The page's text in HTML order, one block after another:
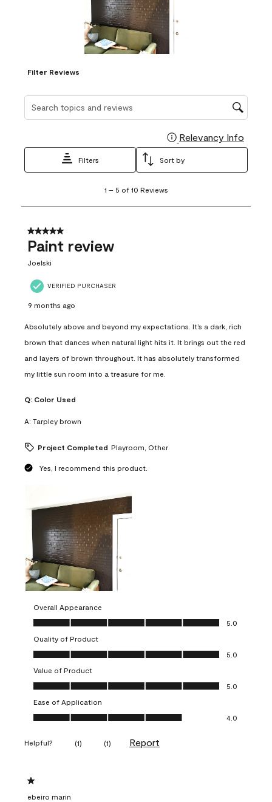
Filter Reviews
Relevancy Info
Filters Sort by
5
10
Reviews
1 – 5 of 10 Reviews
5 out of 5 stars.
Paint review
Joelski
VERIFIED PURCHASER
9 months ago
Absolutely above and beyond my expectations. It’s a dark, rich
brown that dances when natural light hits it. It brings out the red
and layers of brown throughout. It has absolutely transformed
my little sun room into a treasure for me.
Q: Color Used
A: Tarpley brown
Project Completed Playroom, Other
Yes, I recommend this product.
Overall Appearance
Overall Appearance, 5.0 out of 5
5.0
Quality of Product
Quality of Product, 5.0 out of 5
5.0
Value of Product
Value of Product, 5.0 out of 5
5.0
Ease of Application
Ease of Application, 4.0 out of 5
4.0
Helpful? (1) (1) Report
1 out of 5 stars.
ebeiro marin